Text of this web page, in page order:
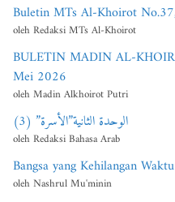
Buletin MTs Al-Khoirot
oleh Redaksi MTs Al-Khoirot
BULETIN MADIN AL-
Mei 2026
oleh Madin Alkhoirot Putri
الوحدة الثانية”الأسرة” (3)
oleh Redaksi Bahasa Arab
Bangsa yang Kehilangan
oleh Nashrul Mu'minin